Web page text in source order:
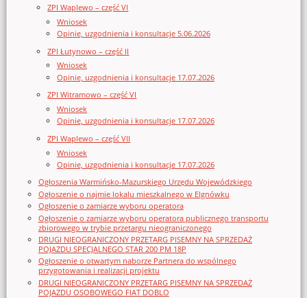
ZPI Waplewo – część VI
Wniosek
Opinie, uzgodnienia i konsultacje 5.06.2026
ZPI Łutynowo – część II
Wniosek
Opinie, uzgodnienia i konsultacje 17.07.2026
ZPI Witramowo – część VI
Wniosek
Opinie, uzgodnienia i konsultacje 17.07.2026
ZPI Waplewo – część VII
Wniosek
Opinie, uzgodnienia i konsultacje 17.07.2026
Ogłoszenia Warmińsko-Mazurskiego Urzędu Wojewódzkiego
Ogłoszenie o najmie lokalu mieszkalnego w Elgnówku
Ogłoszenie o zamiarze wyboru operatora
Ogłoszenie o zamiarze wyboru operatora publicznego transportu
zbiorowego w trybie przetargu nieograniczonego
DRUGI NIEOGRANICZONY PRZETARG PISEMNY NA SPRZEDAŻ
POJAZDU SPECJALNEGO STAR 200 PM 18P
Ogłoszenie o otwartym naborze Partnera do wspólnego
przygotowania i realizacji projektu
DRUGI NIEOGRANICZONY PRZETARG PISEMNY NA SPRZEDAŻ
POJAZDU OSOBOWEGO FIAT DOBLO